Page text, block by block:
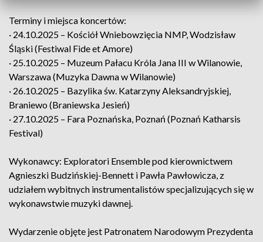
Terminy i miejsca koncertów:
· 24.10.2025 – Kościół Wniebowzięcia NMP, Wodzisław
Śląski (Festiwal Fide et Amore)
· 25.10.2025 – Muzeum Pałacu Króla Jana III w Wilanowie,
Warszawa (Muzyka Dawna w Wilanowie)
· 26.10.2025 – Bazylika św. Katarzyny Aleksandryjskiej,
Braniewo (Braniewska Jesień)
· 27.10.2025 – Fara Poznańska, Poznań (Poznań Katharsis
Festival)
Wykonawcy: Exploratori Ensemble pod kierownictwem
Agnieszki Budzińskiej-Bennett i Pawła Pawłowicza, z
udziałem wybitnych instrumentalistów specjalizujących się w
wykonawstwie muzyki dawnej.
Wydarzenie objęte jest Patronatem Narodowym Prezydenta